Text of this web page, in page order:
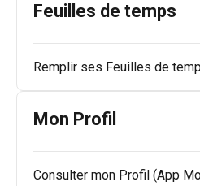
Feuilles de temps
Remplir ses Feuilles de
Mon Profil
Consulter mon Profil (App